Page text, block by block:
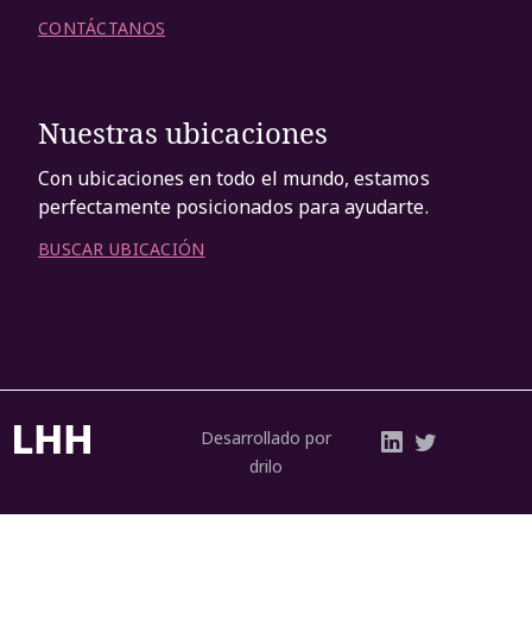
CONTÁCTANOS
Nuestras ubicaciones
Con ubicaciones en todo el mundo, estamos
perfectamente posicionados para ayudarte.
BUSCAR UBICACIÓN
Desarrollado por
drilo